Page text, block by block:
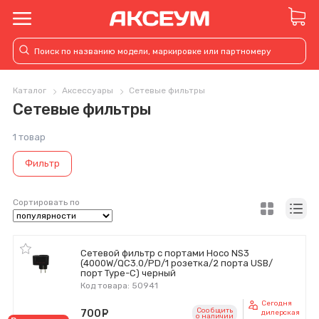
Каталог Аксессуары Сетевые фильтры
Сетевые фильтры
1 товар
Фильтр
Сортировать по
Сетевой фильтр с портами Hoco NS3
(4000W/QС3.0/PD/1 розетка/2 порта USB/
порт Type-C) черный
Код товара: 50941
700 Сообщить
o наличии
Сегодня
дилерская